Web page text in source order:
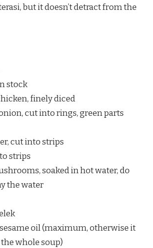
but it doesn’t detract from the
stock
finely diced
cut into rings, green parts
cut into strips
strips
soaked in hot water, do
the water
oil (maximum, otherwise it
whole soup)